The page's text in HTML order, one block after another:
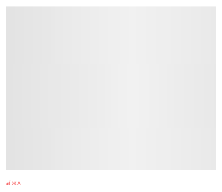
ЇЖА